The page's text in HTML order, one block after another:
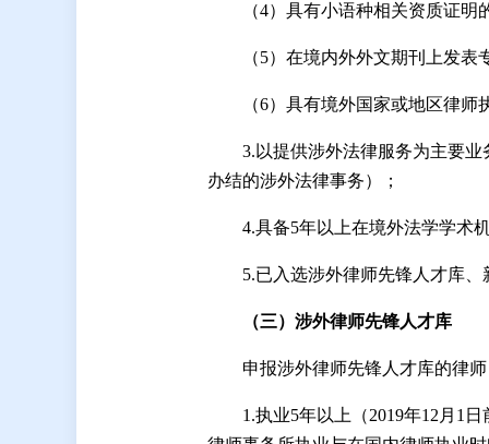
（4）具有小语种相关资质证明
（5）在境内外外文期刊上发
（6）具有境外国家或地区律师
3.以提供涉外法律服务为主要
办结的涉外法律事务）；
4.具备5年以上在境外法学学术
5.已入选涉外律师先锋人才库
（三）涉外律师先锋人才库
申报涉外律师先锋人才库的律
1.执业5年以上（2019年12月1